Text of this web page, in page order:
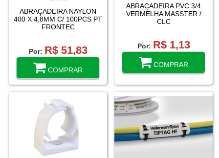
ABRAÇADEIRA NAYLON
400 X 4,8MM C/ 100PCS PT
FRONTEC
Por: R$ 51,83
COMPRAR
ABRAÇADEIRA PVC 3/4
VERMELHA MASSTER /
CLC
Por: R$ 1,13
COMPRAR